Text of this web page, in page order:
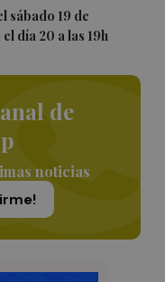
sábado 19 de
día 20 a las 19h
de
noticias